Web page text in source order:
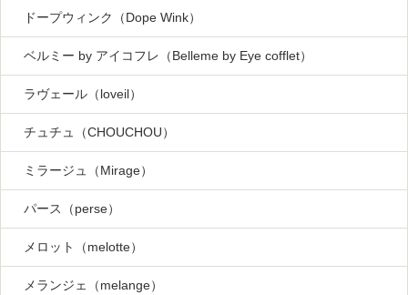
ドープウィンク（Dope Wink）
ベルミー by アイコフレ（Belleme by Eye cofflet）
ラヴェール（loveil）
チュチュ（CHOUCHOU）
ミラージュ（Mirage）
パース（perse）
メロット（melotte）
メランジェ（melange）